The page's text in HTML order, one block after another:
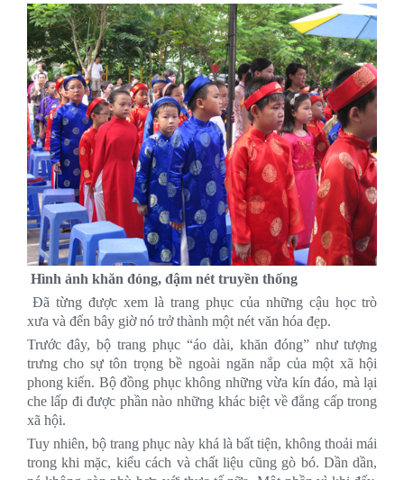
Hình ảnh khăn đóng, đậm nét truyền thống
Đã từng được xem là trang phục của những cậu học trò
xưa và đến bây giờ nó trở thành một nét văn hóa đẹp.
Trước đây, bộ trang phục “áo dài, khăn đóng” như tượng
trưng cho sự tôn trọng bề ngoài ngăn nắp của một xã hội
phong kiến. Bộ đồng phục không những vừa kín đáo, mà lại
che lấp đi được phần nào những khác biệt về đẳng cấp trong
xã hội.
Tuy nhiên, bộ trang phục này khá là bất tiện, không thoải mái
trong khi mặc, kiểu cách và chất liệu cũng gò bó. Dần dần,